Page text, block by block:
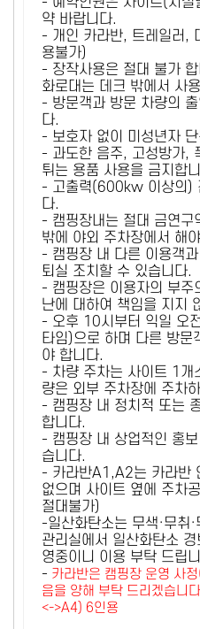
약 바랍니다.
- 개인 카라반, 트레일러,
용불가)
- 장작사용은 절대 불가
화로대는 데크 밖에서 사
- 방문객과 방문 차량의
다.
- 보호자 없이 미성년자 단
- 과도한 음주, 고성방가,
튀는 용품 사용을 금지합
- 고출력(600kw 이상의)
다.
- 캠핑장내는 절대 금연구
밖에 야외 주차장에서 해
- 캠핑장 내 다른 이용객
퇴실 조치할 수 있습니다.
- 캠핑장은 이용자의 부
난에 대하여 책임을 지지
- 오후 10시부터 익일 오
타임)으로 하며 다른 방문
야 합니다.
- 차량 주차는 사이트 1개
량은 외부 주차장에 주차
- 캠핑장 내 정치적 또는
합니다.
- 캠핑장 내 상업적인 홍
습니다.
- 카라반A1,A2는 카라반
없으며 사이트 옆에 주차
절대불가)
-일산화탄소는 무색·무취
관리실에서 일산화탄소
영중이니 이용 부탁 드립
- 카라반은 캠핑장 운영 사
음을 양해 부탁 드리겠습니
<->A4) 6인용